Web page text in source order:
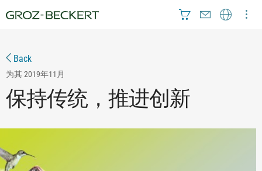
Back
为其2019年11月
保持传统，推进创新